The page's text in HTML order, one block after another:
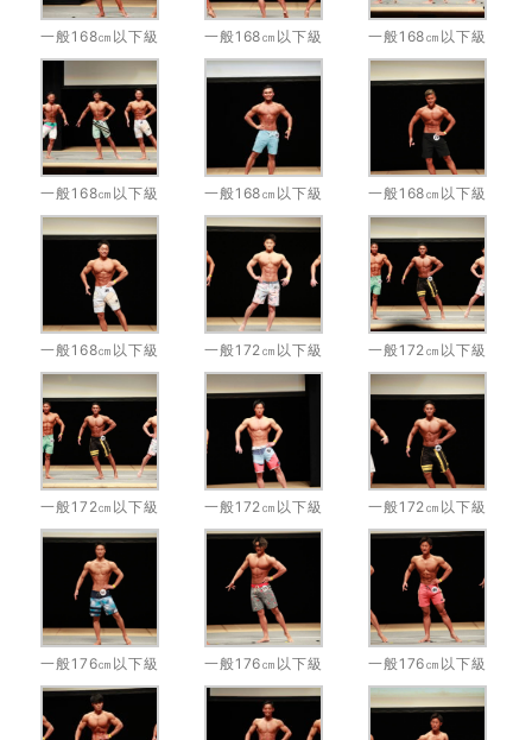
一般168㎝以下級 一般168㎝以下級 一般168㎝以下級
一般168㎝以下級 一般168㎝以下級 一般168㎝以下級
一般168㎝以下級 一般172㎝以下級 一般172㎝以下級
一般172㎝以下級 一般172㎝以下級 一般172㎝以下級
一般176㎝以下級 一般176㎝以下級 一般176㎝以下級